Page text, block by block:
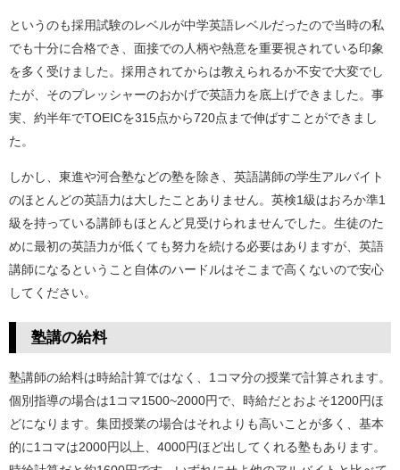
というのも採用試験のレベルが中学英語レベルだったので当時の私
でも十分に合格でき、面接での人柄や熱意を重要視されている印象
を多く受けました。採用されてからは教えられるか不安で大変でし
たが、そのプレッシャーのおかげで英語力を底上げできました。事
実、約半年でTOEICを315点から720点まで伸ばすことができまし
た。
しかし、東進や河合塾などの塾を除き、英語講師の学生アルバイト
のほとんどの英語力は大したことありません。英検1級はおろか準1
級を持っている講師もほとんど見受けられませんでした。生徒のた
めに最初の英語力が低くても努力を続ける必要はありますが、英語
講師になるということ自体のハードルはそこまで高くないので安心
してください。
塾講の給料
塾講師の給料は時給計算ではなく、1コマ分の授業で計算されます。
個別指導の場合は1コマ1500~2000円で、時給だとおよそ1200円ほ
どになります。集団授業の場合はそれよりも高いことが多く、基本
的に1コマは2000円以上、4000円ほど出してくれる塾もあります。